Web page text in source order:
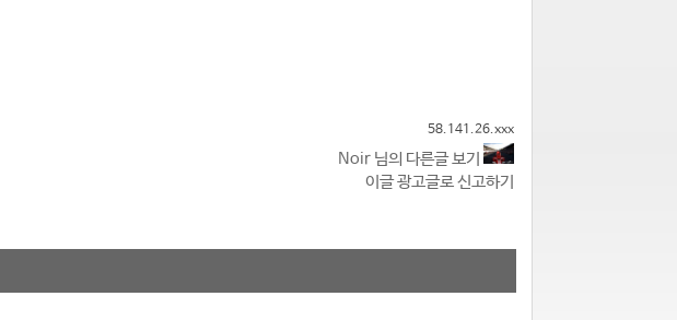
58.141.26.xxx
Noir 님의 다른글 보기
이글 광고글로 신고하기